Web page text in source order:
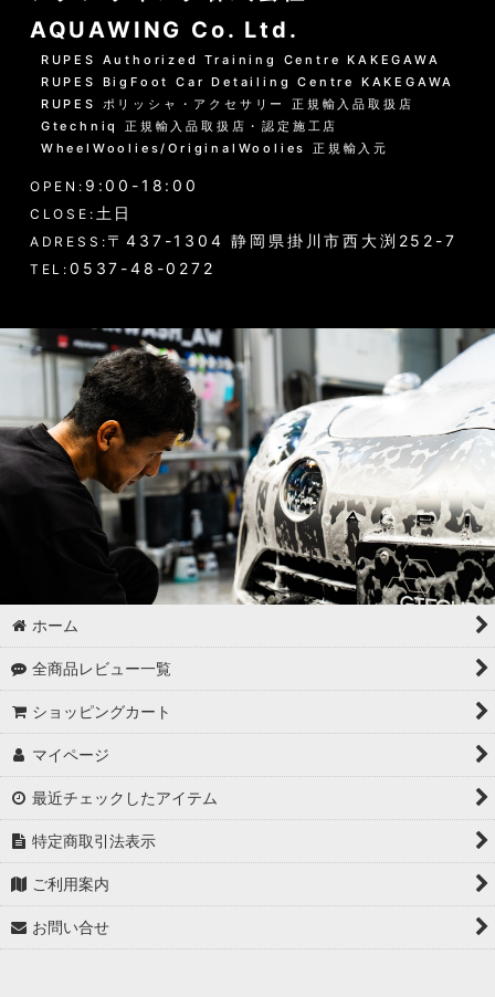
AQUAWING Co. Ltd.
RUPES Authorized Training Centre KAKEGAWA
RUPES BigFoot Car Detailing Centre KAKEGAWA
RUPES ポリッシャ・アクセサリー 正規輸入品取扱店
Gtechniq 正規輸入品取扱店・認定施工店
WheelWoolies/OriginalWoolies 正規輸入元
OPEN: 9:00-18:00
CLOSE: 土日
ADRESS: 〒437-1304 静岡県掛川市西大渕252-7
TEL: 0537-48-0272
ホーム
全商品レビュー一覧
ショッピングカート
マイページ
最近チェックしたアイテム
特定商取引法表示
ご利用案内
お問い合せ